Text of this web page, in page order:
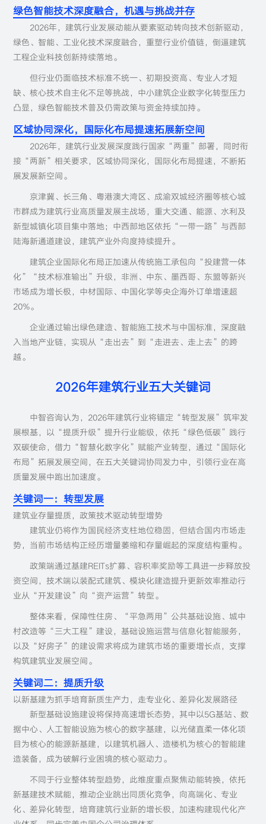
绿色智能技术深度融合，机遇与挑战并存
2026年，建筑行业发展动能从要素驱动转向技术创新驱动，
绿色、智能、工业化技术深度融合，重塑行业价值链，倒逼建筑
工程企业科技创新持续落地。
但行业仍面临技术标准不统一、初期投资高、专业人才短
缺、核心技术自主化不足等挑战，中小建筑企业数字化转型压力
凸显，绿色智能技术普及仍需政策与资金持续加持。
区域协同深化，国际化布局提速拓展新空间
2026年，建筑行业发展深度践行国家“两重”部署，同时衔
接“两新”相关要求，区域协同深化，国际化布局提速，不断拓
展发展新空间。
京津冀、长三角、粤港澳大湾区、成渝双城经济圈等核心城
市群成为建筑行业高质量发展主战场，重大交通、能源、水利及
新型城镇化项目集中落地；中西部地区依托“一带一路”与西部
陆海新通道建设，建筑产业外向度持续提升。
建筑企业国际化布局正加速从传统施工承包向“投建营一体
化”“技术标准输出”升级，非洲、中东、墨西哥、东盟等新兴
市场成为增长极，中材国际、中国化学等央企海外订单增速超
20%。
企业通过输出绿色建造、智能施工技术与中国标准，深度融
入当地产业链，实现从“走出去”到“走进去、走上去”的跨
越。
2026年建筑行业五大关键词
中智咨询认为，2026年建筑行业将锚定“转型发展”筑牢发
展根基，以“提质升级”提升行业能级，依托“绿色低碳”践行
双碳使命，借力“智慧化数字化”赋能产业转型，通过“国际化
布局”拓展发展空间，在五大关键词协同发力中，引领行业在高
质量发展中跑出加速度。
关键词一：转型发展
建筑业存量提质，政策技术驱动转型增势
建筑业仍将作为国民经济支柱地位稳固，但结合国内市场走
势，当前市场结构正经历增量萎缩和存量崛起的深度结构重构。
政策端通过基建REITs扩募、容积率奖励等工具进一步释放投
资空间，技术端以装配式建筑、模块化建造提升更新效率推动行
业从“开发建设”向“资产运营”转型。
整体来看，保障性住房、“平急两用”公共基础设施、城中
村改造等“三大工程”建设，基础设施运营与信息化智能服务，
以及“好房子”的建设需求将成为建筑市场的重要增长点，支撑
构筑建筑业发展空间。
关键词二：提质升级
以新基建为抓手培育新质生产力，走专业化、差异化发展路径
新型基础设施建设将保持高速增长态势，其中以5G基站、数
据中心、人工智能设施为核心的数字基建，以光储直柔一体化项
目为核心的能源新基建，以建筑机器人、造楼机为核心的智能建
造装备，成为破解行业困境的核心驱动力。
不同于行业整体转型趋势，此维度重点聚焦动能转换，依托
新基建技术赋能，推动企业跳出同质化竞争，向高端化、专业
化、差异化转型，培育建筑行业新的增长极，加速构建现代化产